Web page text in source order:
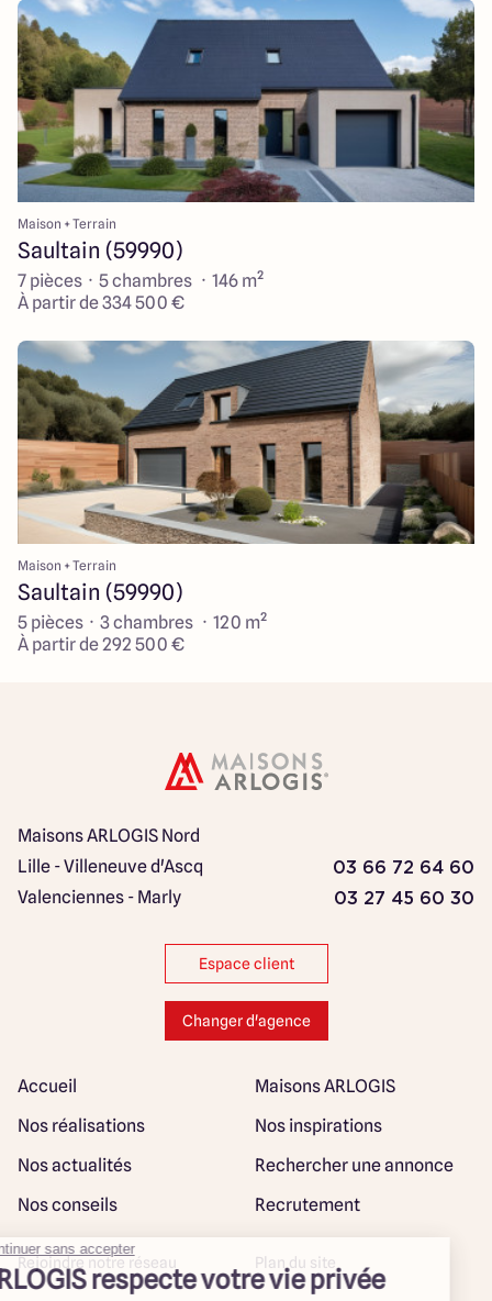
Maison + Terrain
Saultain (59990)
7 pièces · 5 chambres · 146 m²
À partir de 334 500 €
Maison + Terrain
Saultain (59990)
5 pièces · 3 chambres · 120 m²
À partir de 292 500 €
Maisons ARLOGIS Nord
Lille - Villeneuve d'Ascq
03 66 72 64 60
Valenciennes - Marly 03 27 45 60 30
Espace client
Changer d'agence
Accueil
Maisons ARLOGIS
Nos réalisations
Nos inspirations
Nos actualités
Rechercher une annonce
Nos conseils
Recrutement
Rejoindre notre réseau Plan du site